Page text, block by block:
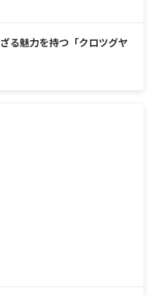
る魅力を持つ「クロツグヤ